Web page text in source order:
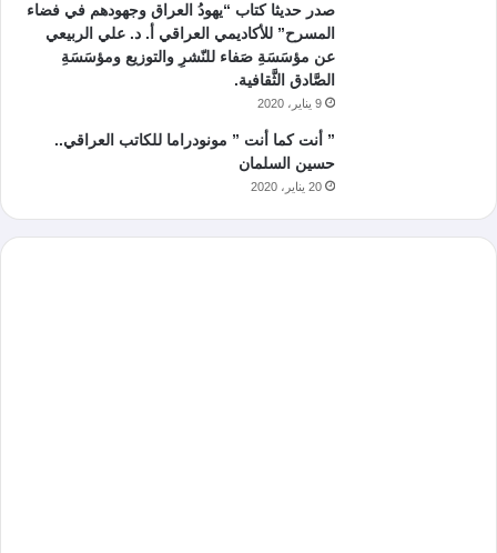
صدر حديثا كتاب “يهودُ العراق وجهودهم في فضاء
المسرح” للأكاديمي العراقي أ. د. علي الربيعي
عن مؤسَسَةِ صَفاء للنّشرِ والتوزيع ومؤسَسَةِ
الصَّادق الثَّقافية.
9 يناير، 2020
” أنت كما أنت ” مونودراما للكاتب العراقي..
حسين السلمان
20 يناير، 2020